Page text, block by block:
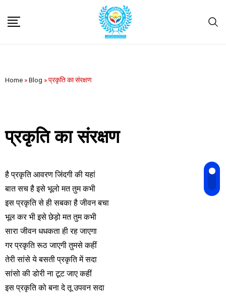
Home »Blog »प्रकृति का संरक्षण
प्रकृति का संरक्षण
है प्रकृति आवरण जिंदगी की यहां
बात सच है इसे भूलो मत तुम कभी
इस प्रकृति से ही सबका है जीवन बचा
भूल कर भी इसे छेड़ो मत तुम कभी
सारा जीवन धधकता ही रह जाएगा
गर प्रकृति रूठ जाएगी तुमसे कहीं
तेरी सांसे ये बसती प्रकृति में सदा
सांसो की डोरी ना टूट जाए कहीं
इस प्रकृति को बना दे तू उपवन सदा